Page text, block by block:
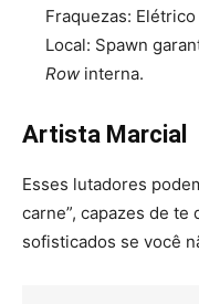
Fraquezas: Elétrico
Local: Spawn
Row interna.
Artista Marcial
Esses lutadores
carne”, capazes de
sofisticados se você